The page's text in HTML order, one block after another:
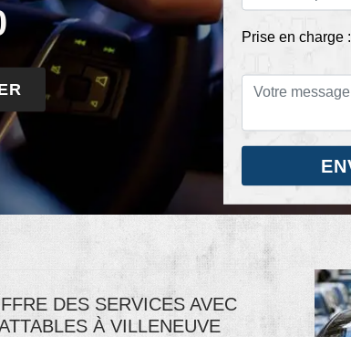
Prise en charge :
DES SERVICES AVEC
À VILLENEUVE